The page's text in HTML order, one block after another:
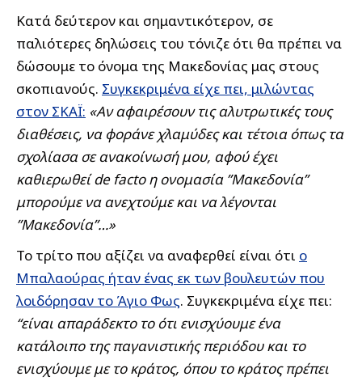
Κατά δεύτερον και σημαντικότερον, σε
παλιότερες δηλώσεις του τόνιζε ότι θα πρέπει να
δώσουμε το όνομα της Μακεδονίας μας στους
σκοπιανούς. Συγκεκριμένα είχε πει, μιλώντας
στον ΣΚΑΪ: «Αν αφαιρέσουν τις αλυτρωτικές τους
διαθέσεις, να φοράνε χλαμύδες και τέτοια όπως τα
σχολίασα σε ανακοίνωσή μου, αφού έχει
καθιερωθεί de facto η ονομασία ”Μακεδονία”
μπορούμε να ανεχτούμε και να λέγονται
”Μακεδονία”…»
Το τρίτο που αξίζει να αναφερθεί είναι ότι ο
Μπαλαούρας ήταν ένας εκ των βουλευτών που
λοιδόρησαν το Άγιο Φως. Συγκεκριμένα είχε πει:
“είναι απαράδεκτο το ότι ενισχύουμε ένα
κατάλοιπο της παγανιστικής περιόδου και το
ενισχύουμε με το κράτος, όπου το κράτος πρέπει